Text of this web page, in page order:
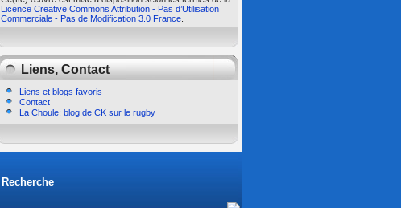
Licence Creative Commons Attribution - Pas d’Utilisation
Commerciale - Pas de Modification 3.0 France
Liens, Contact
Liens et blogs favoris
Contact
La Choule: blog de CK sur le rugby
Recherche